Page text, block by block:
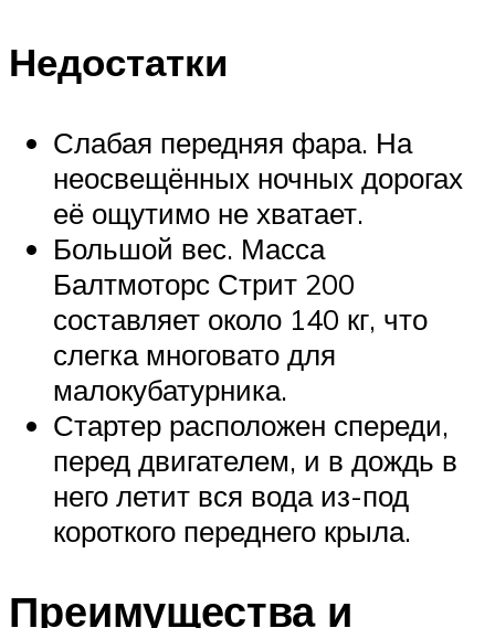
Недостатки
Слабая передняя фара. На
неосвещённых ночных дорогах
её ощутимо не хватает.
Большой вес. Масса
Балтмоторс Стрит 200
составляет около 140 кг, что
слегка многовато для
малокубатурника.
Стартер расположен спереди,
перед двигателем, и в дождь в
него летит вся вода из-под
короткого переднего крыла.
Преимущества и